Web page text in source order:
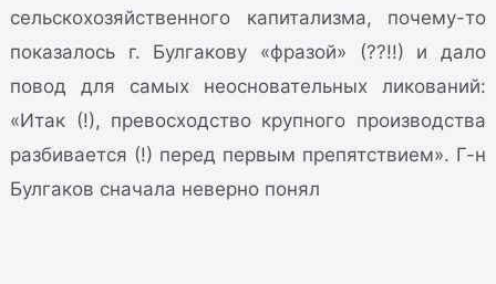
сельскохозяйственного капитализма, почему-то
показалось г. Булгакову «фразой» (??!!) и дало
повод для самых неосновательных ликований:
«Итак (!), превосходство крупного производства
разбивается (!) перед первым препятствием». Г-н
Булгаков сначала неверно понял